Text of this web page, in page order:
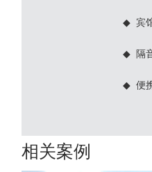
◆ 宾
◆ 隔
◆ 便
相关案例